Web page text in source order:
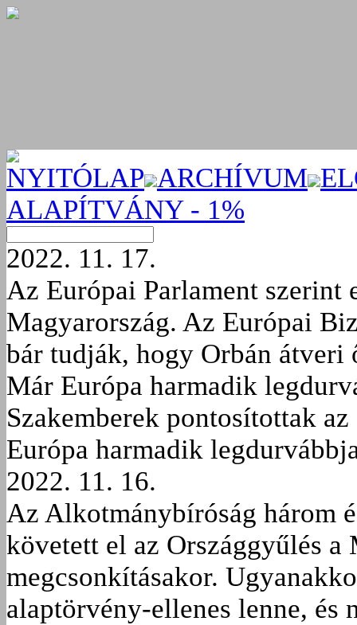
NYITÓLAP ARCHÍVUM
ALAPÍTVÁNY - 1%
2022. 11. 17.
Az Európai Parlament szerint
Magyarország. Az Európai
bár tudják, hogy Orbán átveri
Már Európa harmadik
Szakemberek pontosítottak
Európa harmadik
2022. 11. 16.
Az Alkotmánybíróság három
követett el az Országgyűlés
megcsonkításakor.
alaptörvény-ellenes lenne, és